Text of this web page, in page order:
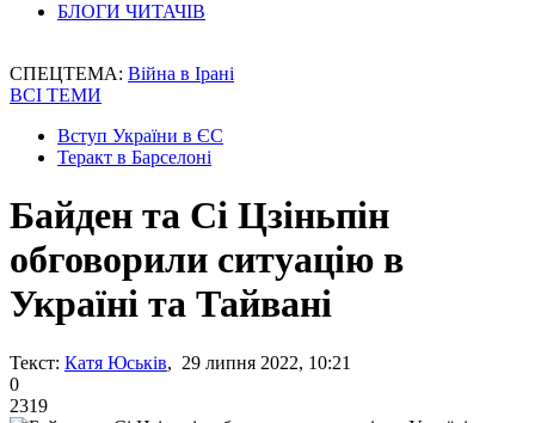
БЛОГИ ЧИТАЧІВ
СПЕЦТЕМА: Війна в Ірані
ВСІ ТЕМИ
Вступ України в ЄС
Теракт в Барселоні
Байден та Сі Цзіньпін
обговорили ситуацію в
Україні та Тайвані
Текст: Катя Юськів, 29 липня 2022, 10:21
0
2319